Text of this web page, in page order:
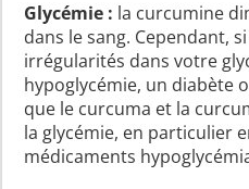
Glycémie : la curcumine
dans le sang. Cependant,
irrégularités dans votre
hypoglycémie, un diabète
que le curcuma et la
la glycémie, en particulier
médicaments